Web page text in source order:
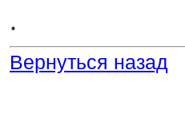
.
Вернуться назад